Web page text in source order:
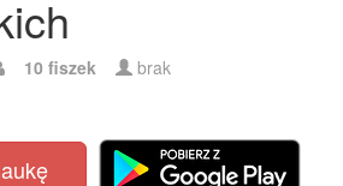
10 fiszek brak